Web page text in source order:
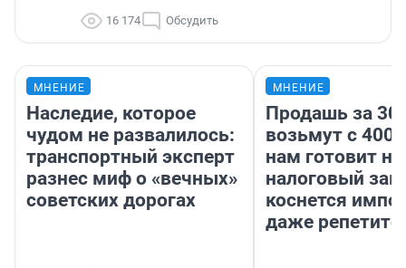
16 174 Обсудить
МНЕНИЕ
Наследие, которое
чудом не развалилось:
транспортный эксперт
разнес миф о «вечных»
советских дорогах
МНЕНИЕ
Продашь за
возьмут с
нам готовит
налоговый
коснется
даже